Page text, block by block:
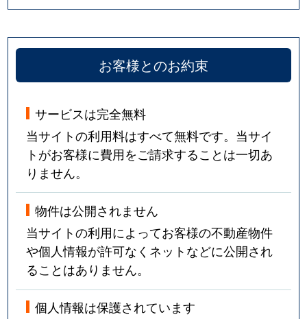
お客様とのお約束
サービスは完全無料
当サイトの利用料はすべて無料です。当サイ
トがお客様に費用をご請求することは一切あ
りません。
物件は公開されません
当サイトの利用によってお客様の不動産物件
や個人情報が許可なくネットなどに公開され
ることはありません。
個人情報は保護されています